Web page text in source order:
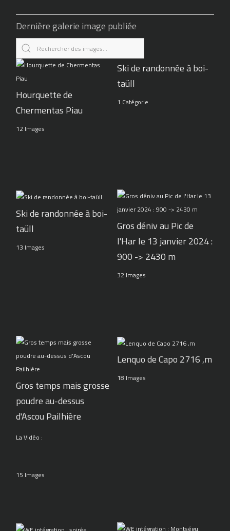
Dernière galerie image publiée
Hourquette de
Chermentas Piau
12 Images
Ski de randonnée à boi-
taüll
1 Catégorie
Ski de randonnée à boi-
taüll
13 Images
Gros déniv au Pic de
l'Har le 13 janvier 2024 :
900 -> 2430 m
32 Images
Gros temps mais grosse
poudre au-dessus
d'Ascou Pailhière
La Vidéo :
15 Images
Lenquo de Capo 2716 ,m
18 Images